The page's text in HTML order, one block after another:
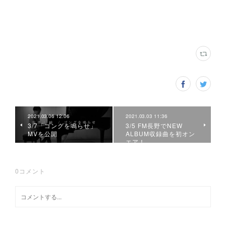
2021.03.06 12:06
3/7「ゴングを鳴らせ」
MVを公開
2021.03.03 11:36
3/5 FM長野でNEW
ALBUM収録曲を初オン
エア！
0 コメント